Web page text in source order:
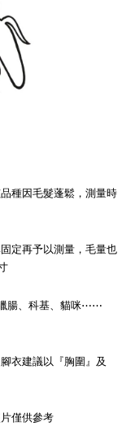
種因毛髮蓬鬆，測量時
定再予以測量，毛量也
腸、科基、貓咪⋯⋯
衣建議以『胸圍』及
僅供參考